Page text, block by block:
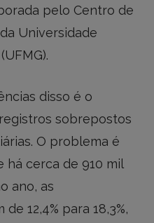
pelo Centro de
Universidade
disso é o
sobrepostos
O problema é
há cerca de 910 mil
ano, as
12,4% para 18,3%,